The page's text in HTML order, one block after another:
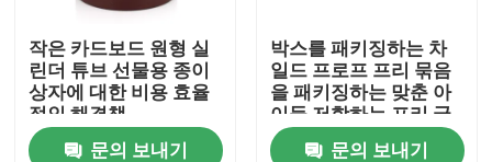
작은 카드보드 원형 실
린더 튜브 선물용 종이
상자에 대한 비용 효율
적인 해결책
문의 보내기
박스를 패키징하는 차
일드 프로프 프리 묶음
을 패키징하는 맞춘 아
이들 저항하는 프리 굴
려진 콘
문의 보내기